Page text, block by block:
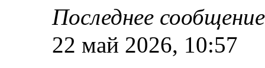
Последнее
22 май 2026, 10:57